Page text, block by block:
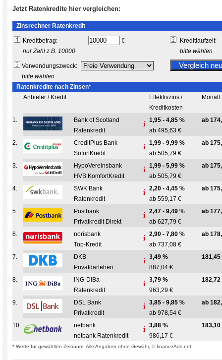
Jetzt Ratenkredite hier vergleichen:
Zinsrechner Ratenkredit
Kreditbetrag:
nur Zahl z.B. 10000
€
Kreditlaufzeit:
bitte wählen
Verwendungszweck:
bitte wählen
Ratenkredite nach Zinsen*
Anbieter / Kredit
Effektivzins /
Kreditkosten
1.
Bank of Scotland
Ratenkredit
1,95 - 4,85 %
ab 495,63 €
ab
2.
CreditPlus Bank
SofortKredit
1,99 - 9,99 %
ab 505,79 €
ab
3.
HypoVereinsbank
HVB KomfortKredit
1,99 - 5,99 %
ab 505,79 €
ab
4.
SWK Bank
Ratenkredit
2,20 - 4,45 %
ab 559,17 €
ab
5.
Postbank
Privatkredit Direkt
2,47 - 9,49 %
ab 627,79 €
ab
6.
norisbank
Top-Kredit
2,90 - 7,80 %
ab 737,08 €
ab
7.
DKB
Privatdarlehen
3,49 %
887,04 €
181,45
8.
ING-DiBa
Ratenkredit
3,79 %
963,29 €
182,72
9.
DSL Bank
Privatkredit
3,85 - 9,85 %
ab 978,54 €
ab
10.
netbank
netbank Ratenkredit
3,88 %
986,17 €
183,10
* Werte für gewählten Zeitraum. Alle Angaben ohne Gewähr, © financeAds.net